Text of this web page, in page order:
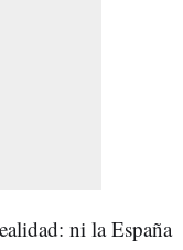
ni la España